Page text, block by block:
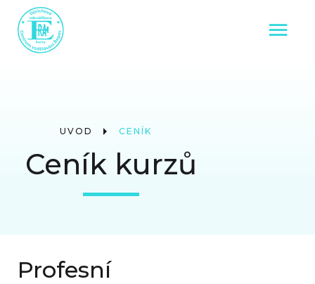
ÚVOD CENÍK
Ceník kurzů
Profesní